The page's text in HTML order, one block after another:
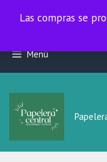
Las compras se
Las compras se
contenido
Menú